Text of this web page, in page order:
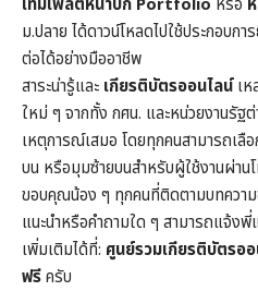
ม.ปลาย ได้ดาวน์โหลดไปใช้ประกอบก
ต่อได้อย่างมืออาชีพ
สาระน่ารู้และ เกียรติบัตรออนไลน์เห
ใหม่ ๆ จากทั้ง กศน. และหน่วยงานรัฐ
เหตุการณ์เสมอ โดยทุกคนสามารถเลื
บน หรือมุมซ้ายบนสำหรับผู้ใช้งานผ่า
ขอบคุณน้อง ๆ ทุกคนที่ติดตามบทควา
แนะนำหรือคำถามใด ๆ สามารถแจ้ง
เพิ่มเติมได้ที่: ศูนย์รวมเกียรติบัตรอ
ฟรีครับ